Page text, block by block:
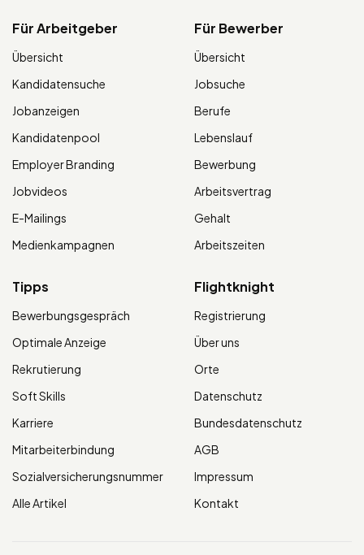
Für Arbeitgeber
Übersicht
Kandidatensuche
Jobanzeigen
Kandidatenpool
Employer Branding
Jobvideos
E-Mailings
Medienkampagnen
Für Bewerber
Übersicht
Jobsuche
Berufe
Lebenslauf
Bewerbung
Arbeitsvertrag
Gehalt
Arbeitszeiten
Tipps
Bewerbungsgespräch
Optimale Anzeige
Rekrutierung
Soft Skills
Karriere
Mitarbeiterbindung
Sozialversicherungsnummer
Alle Artikel
Flightknight
Registrierung
Über uns
Orte
Datenschutz
Bundesdatenschutz
AGB
Impressum
Kontakt